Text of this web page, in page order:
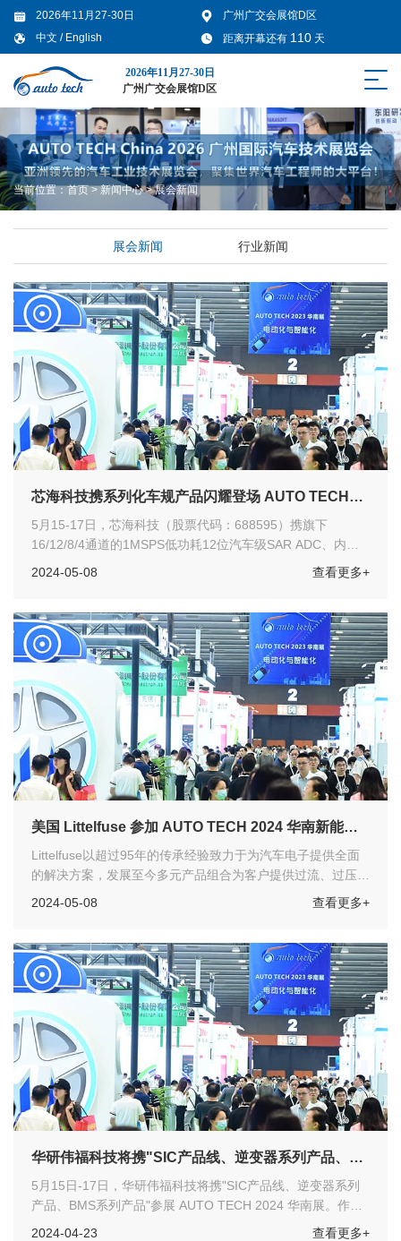
2026年11月27-30日
广州广交会展馆D区
中文 / English 距离开幕还有 110 天
2026年11月27-30日
广州广交会展馆D区
当前位置：首页>新闻中心>展会新闻
展会新闻 行业新闻
芯海科技携系列化车规产品闪耀登场 AUTO TECH
5月15-17日，芯海科技（股票代码：688595）携旗下
16/12/8/4通道的1MSPS低功耗12位汽车级SAR ADC、内置
高精度基准和温度传感器的双通道16/18位 汽车级SD ADC、
众多车规产品参展 AUTO TECH 2024华南展。作为华南重要
的汽车科技创新展示平台，欢迎各位汽车工程师们莅临展会参
观指导！
2024-05-08 查看更多+
美国 Littelfuse 参加 AUTO TECH 2024 华南新能源
Littelfuse以超过95年的传承经验致力于为汽车电子提供全面
的解决方案，发展至今多元产品组合为客户提供过流、过压、
过温保护、功率控制、传感、开关等技术。本次展会将在以下
把手模块、热管理系统-水泵、座椅微调开关、TCU 系统、域
控制单元，等等。展会期间，高级应用工程师戴泰初先生将在
展会首日的新能源汽车功率半导体技术创新与应用国际论坛上
发表演讲。
2024-05-08 查看更多+
华研伟福科技将携"SIC产品线、逆变器系列产品、
5月15日-17日，华研伟福科技将携"SIC产品线、逆变器系列
产品、BMS系列产品"参展 AUTO TECH 2024 华南展。作为
华南重要的汽车科技创新展示平台，欢迎各位汽车工程师们莅
2024-04-23 查看更多+